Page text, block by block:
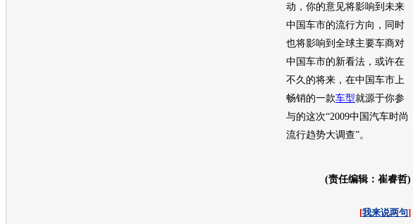
动，你的意见将影响到未来
中国车市的流行方向，同时
也将影响到全球主要车商对
中国车市的新看法，或许在
不久的将来，在中国车市上
畅销的一款车型就源于你参
与的这次“2009中国 汽车时尚
流行趋势大调查”。
(责任编辑：崔睿哲)
[我来说两句]